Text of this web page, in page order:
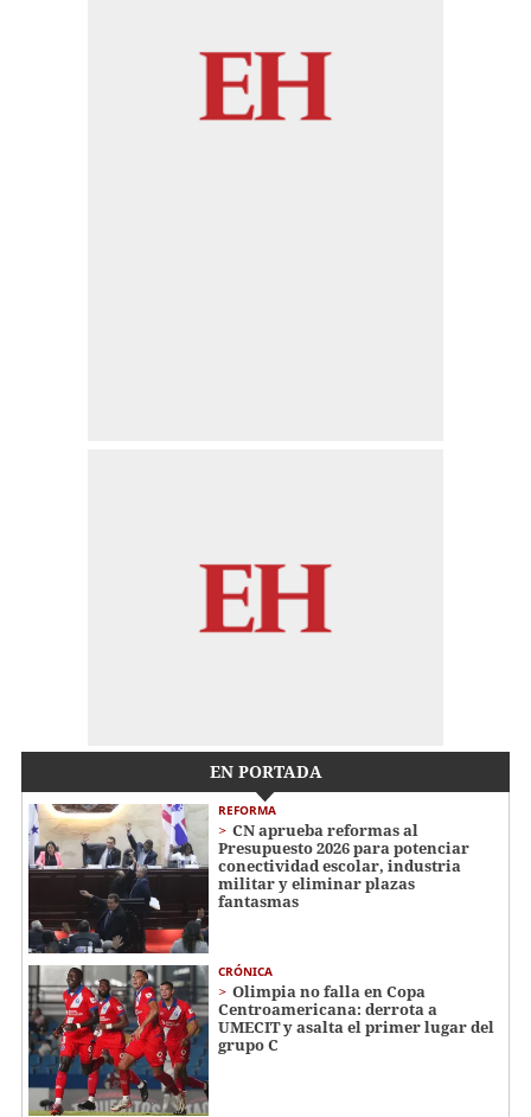
EN PORTADA
REFORMA
CN aprueba reformas al
Presupuesto 2026 para potenciar
conectividad escolar, industria
militar y eliminar plazas
fantasmas
CRÓNICA
Olimpia no falla en Copa
Centroamericana: derrota a
UMECIT y asalta el primer lugar del
grupo C